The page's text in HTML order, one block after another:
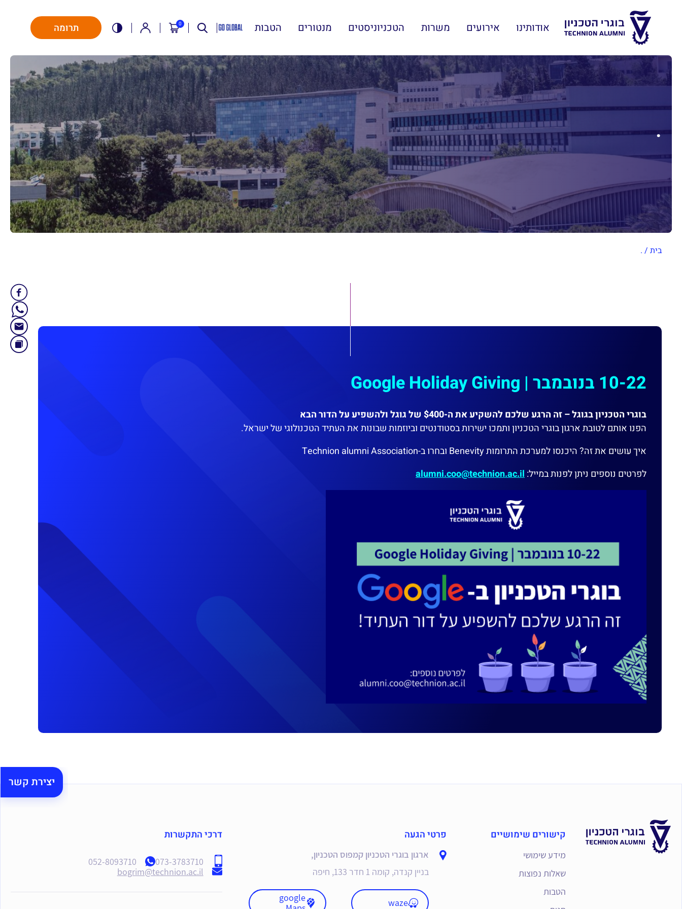
אודותינו אירועים משרות הטכניוניסטים מנטורים הטבות 0 תרומה
.
בית /
.
10-22 בנובמבר | Google Holiday Giving
בוגרי הטכניון בגוגל – זה הרגע שלכם להשקיע את ה-$400 של גוגל ולהשפיע על הדור הבא
הפנו אותם לטובת ארגון בוגרי הטכניון ותמכו ישירות בסטודנטים וביוזמות שבונות את העתיד הטכנולוגי של ישראל.
איך עושים את זה? היכנסו למערכת התרומות Benevity ובחרו ב-Technion alumni Association
לפרטים נוספים ניתן לפנות במייל:alumni.coo@technion.ac.il
יצירת קשר
קישורים שימושיים
מידע שימושי
שאלות נפוצות
הטבות
פרטי הגעה
ארגון בוגרי הטכניון קמפוס הטכניון,
בניין קנדה, קומה 1 חדר 133, חיפה
waze
google
דרכי התקשרות
073-3783710
052-8093710
bogrim@technion.ac.il